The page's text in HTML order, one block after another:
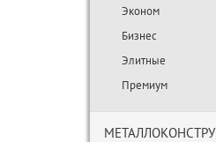
Эконом
Бизнес
Элитные
Премиум